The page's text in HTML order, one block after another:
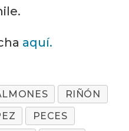
aquí.
RIÑÓN
PECES